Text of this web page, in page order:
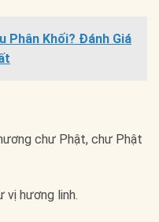
Phân Khối? Đánh Giá
chư Phật, chư Phật
vị hương linh.